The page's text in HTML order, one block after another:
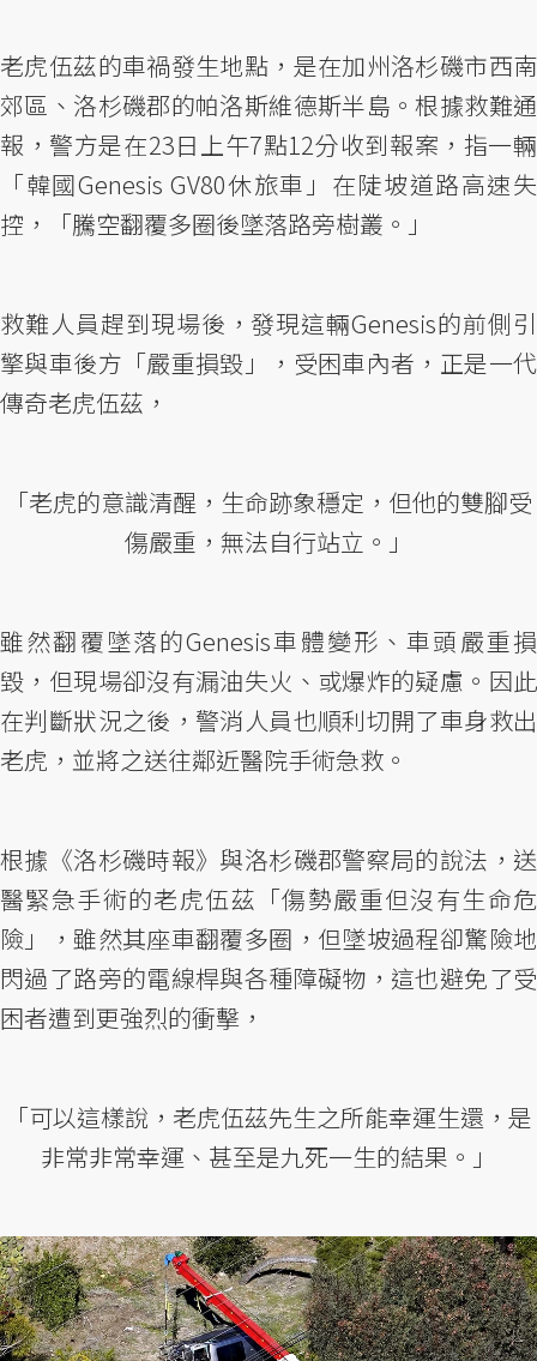
老虎伍茲的車禍發生地點，是在加州洛杉磯市西南
郊區、洛杉磯郡的帕洛斯維德斯半島。根據救難通
報，警方是在23日上午7點12分收到報案，指一輛
「韓國Genesis GV80休旅車」在陡坡道路高速失
控，「騰空翻覆多圈後墜落路旁樹叢。」
救難人員趕到現場後，發現這輛Genesis的前側引
擎與車後方「嚴重損毀」，受困車內者，正是一代
傳奇老虎伍茲，
「老虎的意識清醒，生命跡象穩定，但他的雙腳受
傷嚴重，無法自行站立。」
雖然翻覆墜落的Genesis車體變形、車頭嚴重損
毀，但現場卻沒有漏油失火、或爆炸的疑慮。因此
在判斷狀況之後，警消人員也順利切開了車身救出
老虎，並將之送往鄰近醫院手術急救。
根據《洛杉磯時報》與洛杉磯郡警察局的說法，送
醫緊急手術的老虎伍茲「傷勢嚴重但沒有生命危
險」，雖然其座車翻覆多圈，但墜坡過程卻驚險地
閃過了路旁的電線桿與各種障礙物，這也避免了受
困者遭到更強烈的衝擊，
「可以這樣說，老虎伍茲先生之所能幸運生還，是
非常非常幸運、甚至是九死一生的結果。」